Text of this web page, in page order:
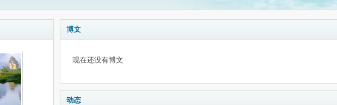
博文
现在还没有博文
动态